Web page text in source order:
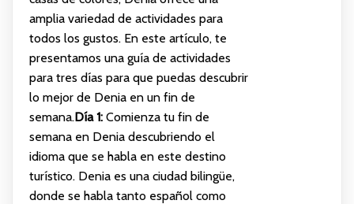
amplia variedad de actividades para
todos los gustos. En este artículo, te
presentamos una guía de actividades
para tres días para que puedas descubrir
lo mejor de Denia en un fin de
semana.Día 1:Comienza tu fin de
semana en Denia descubriendo el
idioma que se habla en este destino
turístico. Denia es una ciudad bilingüe,
donde se habla tanto español como